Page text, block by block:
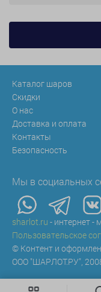
Каталог шаров
Скидки
О нас
Доставка и оплата
Контакты
Безопасность
Мы в социальных
sharlot.ru - интернет -
Пользовательское
© Контент и
ООО "ШАРЛОТ.РУ",